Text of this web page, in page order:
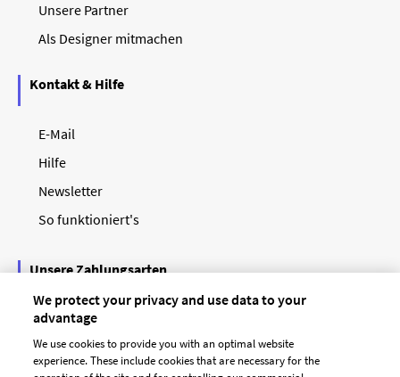
Unsere Partner
Als Designer mitmachen
Kontakt & Hilfe
E-Mail
Hilfe
Newsletter
So funktioniert's
Unsere Zahlungsarten
We protect your privacy and use data to your
advantage
We use cookies to provide you with an optimal website
experience. These include cookies that are necessary for the